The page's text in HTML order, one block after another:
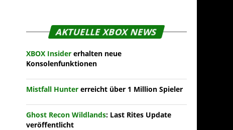
AKTUELLE XBOX NEWS
XBOX Insider erhalten neue
Konsolenfunktionen
Mistfall Hunter erreicht über 1 Million Spieler
Ghost Recon Wildlands: Last Rites Update
veröffentlicht